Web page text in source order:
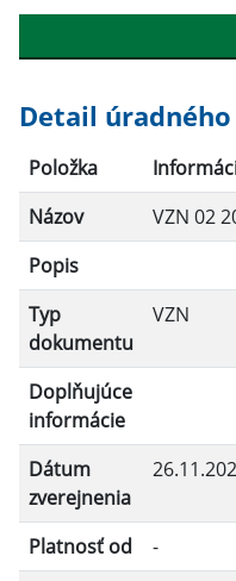
Popis:
Dátum zverejnenia do:
Platnosť od:
Platnosť do:
Filtrovať
Detail
Položka
Názov
VZN 02
Popis
Typ
dokumentu
VZN
Doplňujúce
informácie
Dátum
zverejnenia
Platnosť od
-